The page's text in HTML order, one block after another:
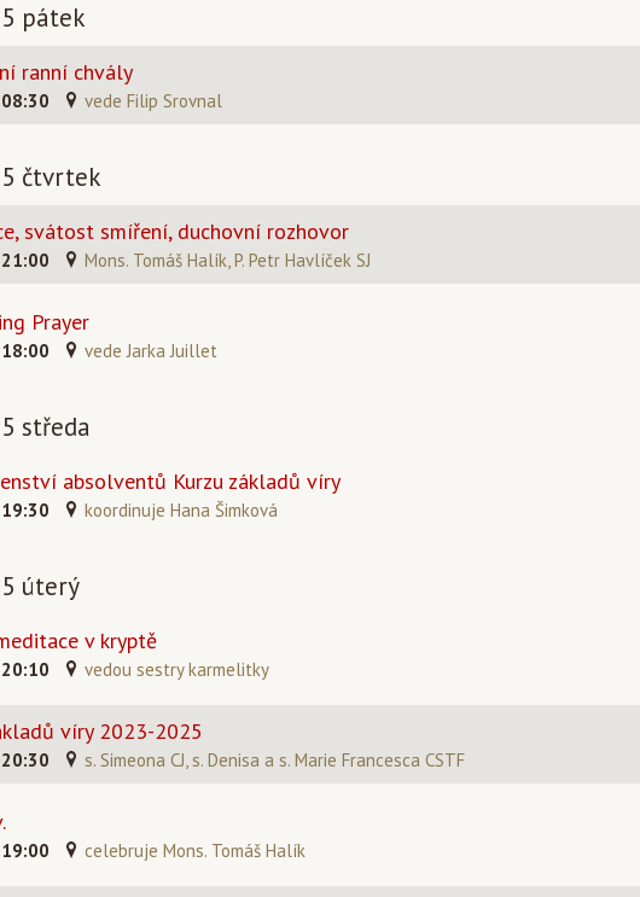
pátek
ranní chvály
vede Filip Srovnal
čtvrtek
svátost smíření, duchovní rozhovor
Mons. Tomáš Halík, P. Petr Havlíček SJ
Prayer
vede Jarka Juillet
středa
absolventů Kurzu základů víry
koordinuje Hana Šimková
úterý
v kryptě
vedou sestry karmelitky
víry 2023-2025
s. Simeona CJ, s. Denisa a s. Marie Francesca CSTF
celebruje Mons. Tomáš Halík